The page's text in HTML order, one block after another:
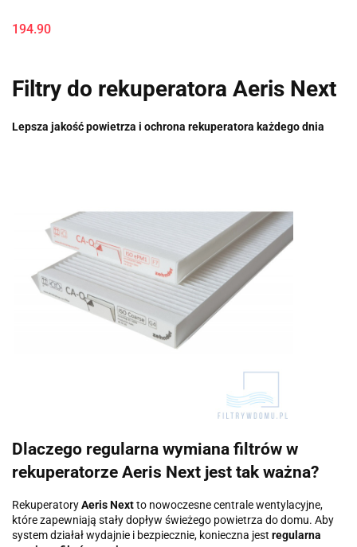
194.90
Filtry do rekuperatora Aeris Next
Lepsza jakość powietrza i ochrona rekuperatora każdego dnia
Dlaczego regularna wymiana filtrów w
rekuperatorze Aeris Next jest tak ważna?
RekuperatoryAeris Nextto nowoczesne centrale wentylacyjne,
które zapewniają stały dopływ świeżego powietrza do domu. Aby
system działał wydajnie i bezpiecznie, konieczna jest regularna